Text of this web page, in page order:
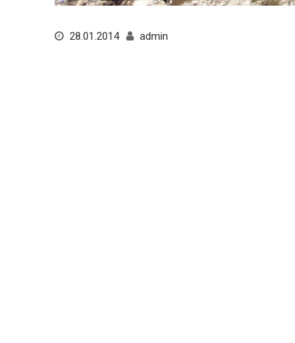
28.01.2014 admin